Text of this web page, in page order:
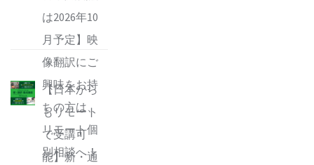
は2026年10
月予定】映
像翻訳にご
興味をお持
ちの方は、
リモート個
別相談へ！
【日本から
もリモート
で受講可
能】新・通